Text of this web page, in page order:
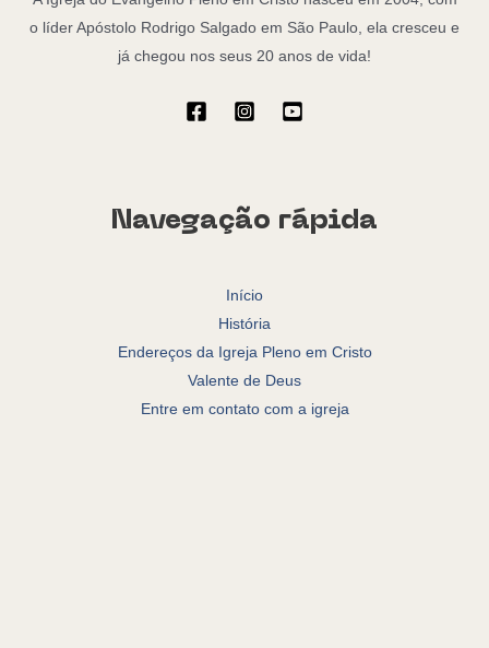
o líder Apóstolo Rodrigo Salgado em São Paulo, ela cresceu e
já chegou nos seus 20 anos de vida!
Navegação rápida
Início
História
Endereços da Igreja Pleno em Cristo
Valente de Deus
Entre em contato com a igreja